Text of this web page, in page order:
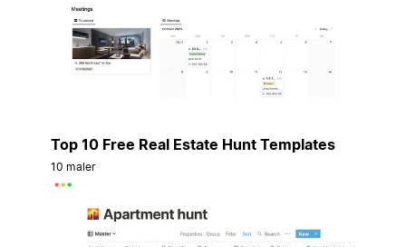
Top 10 Free Real Estate Hunt Templates
10 maler